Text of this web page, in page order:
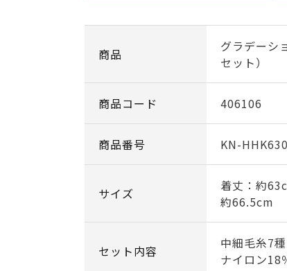
商品
グラデーシ
セット）
商品コード 406106
商品番号 KN-HHK630
サイズ
着丈：約
約66.5cm
セット内容
中細毛糸7
ナイロン18